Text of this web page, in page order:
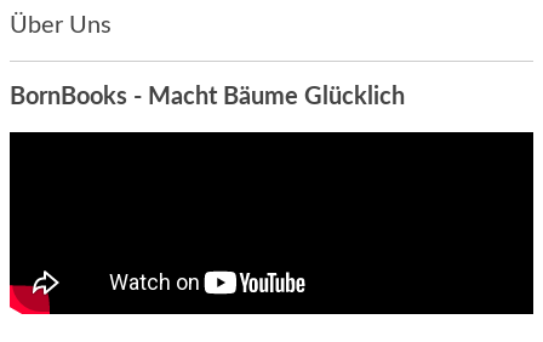
Über Uns
BornBooks - Macht Bäume Glücklich